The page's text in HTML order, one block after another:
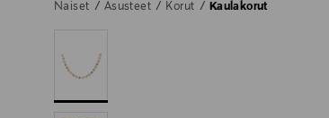
Naiset Asusteet Korut Kaulakorut